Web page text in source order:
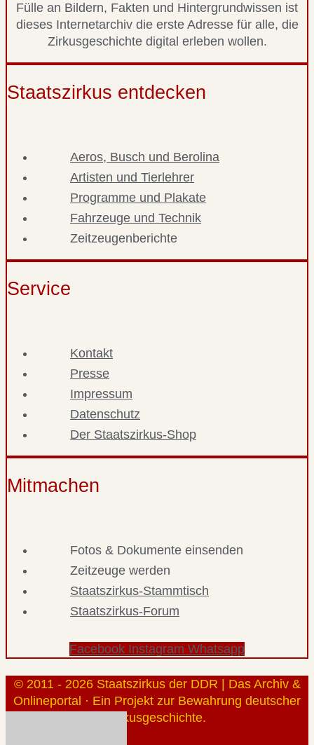
Fülle an Bildern, Fakten und Hintergrundwissen ist
dieses Internetarchiv die erste Adresse für alle, die
Zirkusgeschichte digital erleben wollen.
Staatszirkus entdecken
Aeros, Busch und Berolina
Artisten und Tierlehrer
Programme und Plakate
Fahrzeuge und Technik
Zeitzeugenberichte
Service
Kontakt
Presse
Impressum
Datenschutz
Der Staatszirkus-Shop
Mitmachen
Fotos & Dokumente einsenden
Zeitzeuge werden
Staatszirkus-Stammtisch
Staatszirkus-Forum
Facebook Instagram Whatsapp
© 2011 - 2026 Staatszirkus der DDR | Das Archiv &
Onlineportal · Ein Projekt zur Bewahrung deutscher
Zirkusgeschichte.